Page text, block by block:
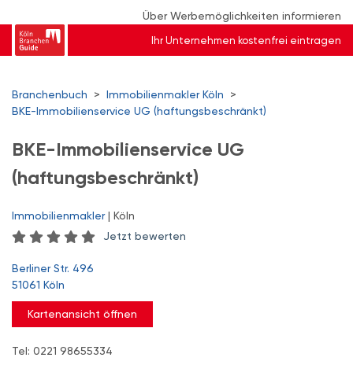
Über Werbemöglichkeiten informieren
Ihr Unternehmen kostenfrei eintragen
Branchenbuch > Immobilienmakler Köln
>
BKE-Immobilienservice UG (haftungsbeschränkt)
BKE-Immobilienservice UG
(haftungsbeschränkt)
Immobilienmakler| Köln
Jetzt bewerten
Berliner Str. 496
51061 Köln
Kartenansicht öffnen
Tel: 0221 98655334